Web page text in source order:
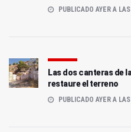
PUBLICADO AYER A
Las dos canteras de
restaure el terreno
PUBLICADO AYER A